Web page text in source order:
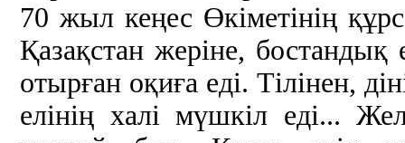
70 жыл кеңес Өкіметінің
Қазақстан жеріне, бостандық
отырған оқиға еді. Тілінен,
елінің халі мүшкіл еді...